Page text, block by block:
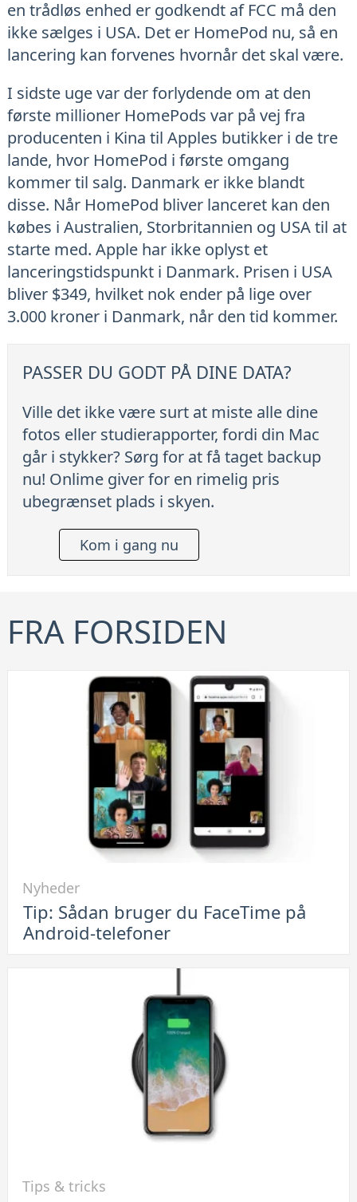
en trådløs enhed er godkendt af FCC må den
ikke sælges i USA. Det er HomePod nu, så en
lancering kan forvenes hvornår det skal være.
I sidste uge var der forlydende om at den
første millioner HomePods var på vej fra
producenten i Kina til Apples butikker i de tre
lande, hvor HomePod i første omgang
kommer til salg. Danmark er ikke blandt
disse. Når HomePod bliver lanceret kan den
købes i Australien, Storbritannien og USA til at
starte med. Apple har ikke oplyst et
lanceringstidspunkt i Danmark. Prisen i USA
bliver $349, hvilket nok ender på lige over
3.000 kroner i Danmark, når den tid kommer.
PASSER DU GODT PÅ DINE DATA?
Ville det ikke være surt at miste alle dine
fotos eller studierapporter, fordi din Mac
går i stykker? Sørg for at få taget backup
nu! Onlime giver for en rimelig pris
ubegrænset plads i skyen.
Kom i gang nu
FRA FORSIDEN
Tip:
Sådan
Nyheder
Tip: Sådan bruger du FaceTime på
Android-telefoner
Tips & tricks